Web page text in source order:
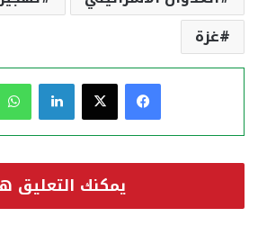
غزة
فيسبوك لينكدإن
يمكنك التعليق